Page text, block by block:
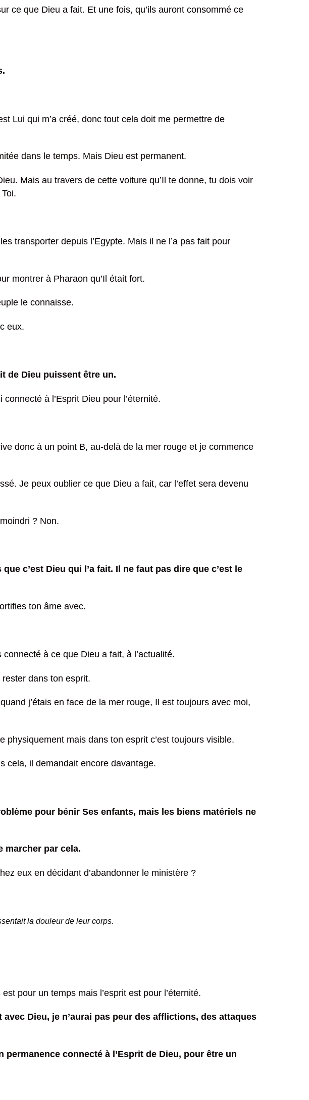
ce que Dieu a fait. Et une fois, qu’ils auront consommé ce
Lui qui m’a créé, donc tout cela doit me permettre de
dans le temps. Mais Dieu est permanent.
Mais au travers de cette voiture qu’Il te donne, tu dois voir
transporter depuis l’Egypte. Mais il ne l’a pas fait pour
montrer à Pharaon qu’Il était fort.
le connaisse.
eux.
de Dieu puissent être un.
à l’Esprit Dieu pour l’éternité.
donc à un point B, au-delà de la mer rouge et je commence
Je peux oublier ce que Dieu a fait, car l’effet sera devenu
? Non.
c’est Dieu qui l’a fait. Il ne faut pas dire que c’est le
ton âme avec.
à ce que Dieu a fait, à l’actualité.
dans ton esprit.
j’étais en face de la mer rouge, Il est toujours avec moi,
physiquement mais dans ton esprit c’est toujours visible.
cela, il demandait encore davantage.
pour bénir Ses enfants, mais les biens matériels ne
marcher par cela.
eux en décidant d’abandonner le ministère ?
la douleur de leur corps.
pour un temps mais l’esprit est pour l’éternité.
Dieu, je n’aurai pas peur des afflictions, des attaques
connecté à l’Esprit de Dieu, pour être un